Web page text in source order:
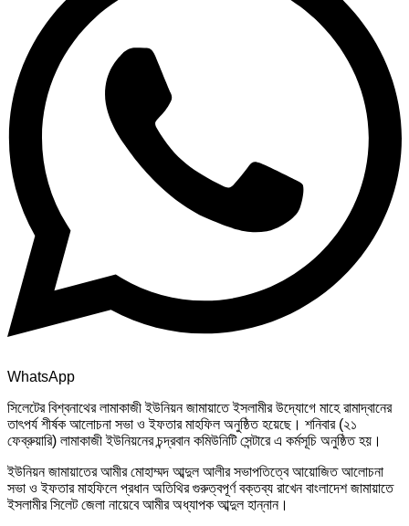
WhatsApp
সিলেটের বিশ্বনাথের লামাকাজী ইউনিয়ন জামায়াতে ইসলামীর উদ্যোগে মাহে রামাদ্বানের
তাৎপর্য শীর্ষক আলোচনা সভা ও ইফতার মাহফিল অনুষ্ঠিত হয়েছে। শনিবার (২১
ফেব্রুয়ারি) লামাকাজী ইউনিয়নের চন্দ্রবান কমিউনিটি সেন্টারে এ কর্মসূচি অনুষ্ঠিত হয়।
ইউনিয়ন জামায়াতের আমীর মোহাম্মদ আব্দুল আলীর সভাপতিত্বে আয়োজিত আলোচনা
সভা ও ইফতার মাহফিলে প্রধান অতিথির গুরুত্বপূর্ণ বক্তব্য রাখেন বাংলাদেশ জামায়াতে
ইসলামীর সিলেট জেলা নায়েবে আমীর অধ্যাপক আব্দুল হান্নান।